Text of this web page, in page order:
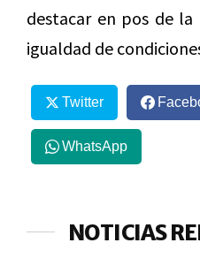
destacar en pos de
igualdad de
Twitter
WhatsApp
NOTICIAS